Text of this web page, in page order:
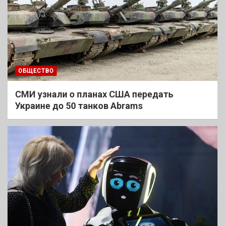
ОБЩЕСТВО
СМИ узнали о планах США передать
Украине до 50 танков Abrams